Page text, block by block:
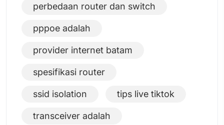
perbedaan router dan switch
pppoe adalah
provider internet batam
spesifikasi router
ssid isolation tips live tiktok
transceiver adalah